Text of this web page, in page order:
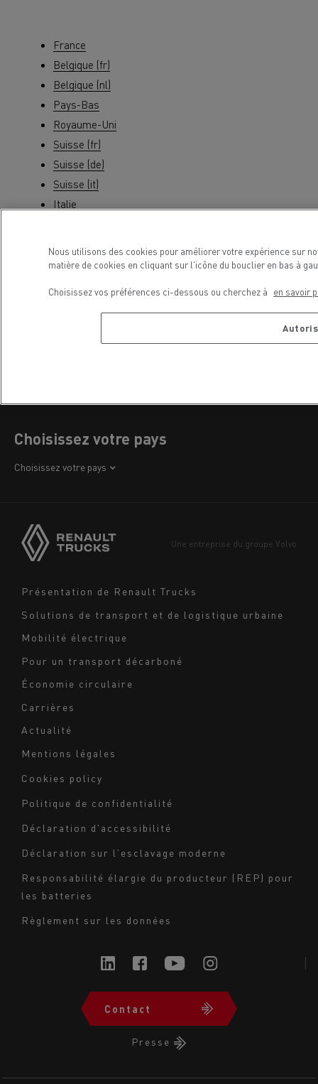
France
Belgique (fr)
Belgique (nl)
Pays-Bas
Royaume-Uni
Suisse (fr)
Suisse (de)
Suisse (it)
Italie
République Tchèque
Choisissez votre pays
Choisissez votre pays
Europe
Navigation
Présentation de Renault Trucks
Solutions de transport et de logistique urbaine
Mobilité électrique
Pour un transport décarboné
Économie circulaire
Carrières
Actualité
Une entreprise du groupe Volvo
bas
de
page
-
Milieu
Mentions légales
Cookies policy
Politique de confidentialité
Déclaration d'accessibilité
Déclaration sur l'esclavage moderne
Responsabilité élargie du producteur (REP) pour
les batteries
Règlement sur les données
Navigation
de
Contact
Presse
Nous utilisons des cookies pour améliorer votre expérience sur
matière de cookies en cliquant sur l'icône du bouclier en bas à
Choisissez vos préférences ci-dessous ou cherchez à en savoir